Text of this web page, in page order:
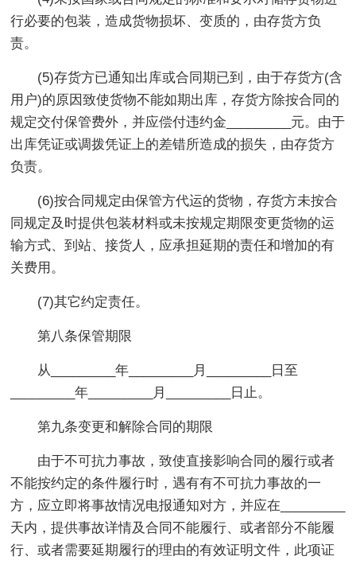
行必要的包装，造成货物损坏、变质的，由存货方负
责。
(5)存货方已通知出库或合同期已到，由于存货方(含
用户)的原因致使货物不能如期出库，存货方除按合同的
规定交付保管费外，并应偿付违约金_________元。由于
出库凭证或调拨凭证上的差错所造成的损失，由存货方
负责。
(6)按合同规定由保管方代运的货物，存货方未按合
同规定及时提供包装材料或未按规定期限变更货物的运
输方式、到站、接货人，应承担延期的责任和增加的有
关费用。
(7)其它约定责任。
第八条保管期限
从_________年_________月_________日至
_________年_________月_________日止。
第九条变更和解除合同的期限
由于不可抗力事故，致使直接影响合同的履行或者
不能按约定的条件履行时，遇有有不可抗力事故的一
方，应立即将事故情况电报通知对方，并应在_________
天内，提供事故详情及合同不能履行、或者部分不能履
行、或者需要延期履行的理由的有效证明文件，此项证